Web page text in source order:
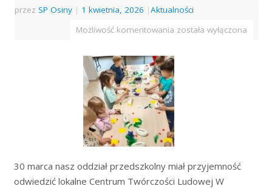
przez SP Osiny | 1 kwietnia, 2026 |Aktualności
Możliwość komentowania została wyłączona
30 marca nasz oddział przedszkolny miał przyjemność
odwiedzić lokalne Centrum Twórczości Ludowej W